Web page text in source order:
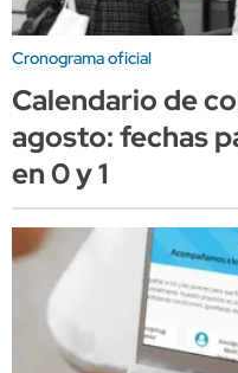
Cronograma oficial
Calendario de
agosto: fechas
en 0 y 1